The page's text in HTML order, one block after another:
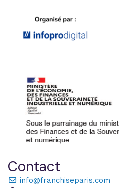
Contact
info@franchiseparis.com